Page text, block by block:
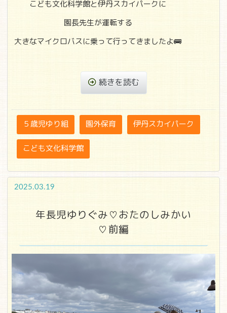
こども文化科学館と伊丹スカイパークに
園長先生が運転する
大きなマイクロバスに乗って行ってきましたよ🚌
続きを読む
５歳児ゆり組 園外保育 伊丹スカイパーク
こども文化科学館
2025.03.19
年長児ゆりぐみ♡おたのしみかい
♡前編